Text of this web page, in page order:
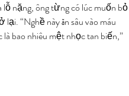
nặng, ông từng có lúc muốn bỏ
“Nghề này ăn sâu vào máu
bao nhiêu mệt nhọc tan biến,”